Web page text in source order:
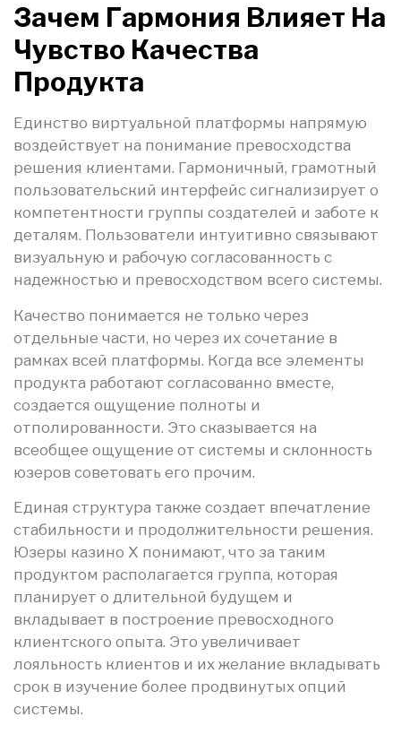
Зачем Гармония Влияет На
Чувство Качества
Продукта
Единство виртуальной платформы напрямую
воздействует на понимание превосходства
решения клиентами. Гармоничный, грамотный
пользовательский интерфейс сигнализирует о
компетентности группы создателей и заботе к
деталям. Пользователи интуитивно связывают
визуальную и рабочую согласованность с
надежностью и превосходством всего системы.
Качество понимается не только через
отдельные части, но через их сочетание в
рамках всей платформы. Когда все элементы
продукта работают согласованно вместе,
создается ощущение полноты и
отполированности. Это сказывается на
всеобщее ощущение от системы и склонность
юзеров советовать его прочим.
Единая структура также создает впечатление
стабильности и продолжительности решения.
Юзеры казино Х понимают, что за таким
продуктом располагается группа, которая
планирует о длительной будущем и
вкладывает в построение превосходного
клиентского опыта. Это увеличивает
лояльность клиентов и их желание вкладывать
срок в изучение более продвинутых опций
системы.